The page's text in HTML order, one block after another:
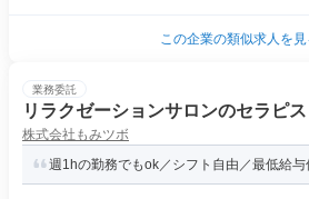
この企業の類似求人を見
業務委託
リラクゼーションサロンのセラピス
株式会社もみツボ
週1hの勤務でもok／シフト自由／最低給与